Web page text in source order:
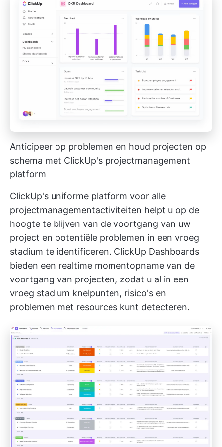
Anticipeer op problemen en houd projecten op
schema met ClickUp's projectmanagement
platform
ClickUp's uniforme platform voor alle
projectmanagementactiviteiten helpt u op de
hoogte te blijven van de voortgang van uw
project en potentiële problemen in een vroeg
stadium te identificeren. ClickUp Dashboards
bieden een realtime momentopname van de
voortgang van projecten, zodat u al in een
vroeg stadium knelpunten, risico's en
problemen met resources kunt detecteren.